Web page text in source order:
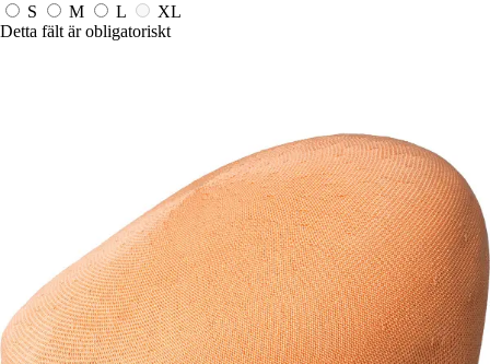
S
M L
XL
Detta fält är obligatoriskt